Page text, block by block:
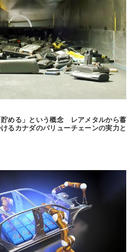
める」という概念　レアメタルから蓄
るカナダのバリューチェーンの実力と